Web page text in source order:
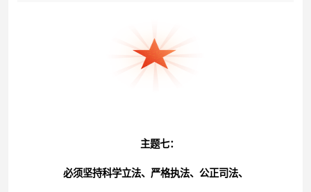
主题七：
必须坚持科学立法、严格执法、公正司法、